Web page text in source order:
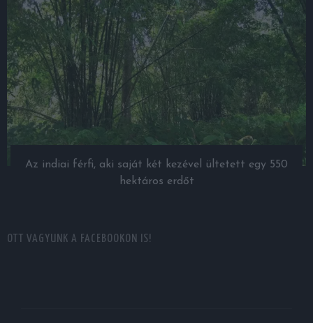
Az indiai férfi, aki saját két kezével ültetett egy 550
hektáros erdőt
OTT VAGYUNK A FACEBOOKON IS!